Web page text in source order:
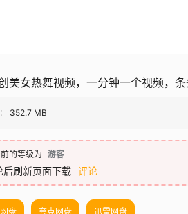
美女热舞视频，一分钟一个视频，
352.7 MB
的等级为 游客
后刷新页面下载 评论
盘 夸克网盘 迅雷网盘